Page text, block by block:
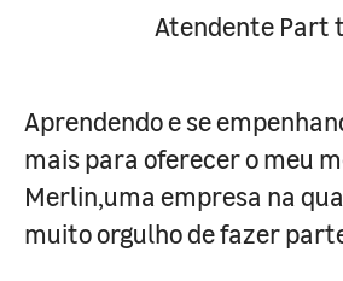
Atendente Part
Aprendendo e se
mais para oferecer o meu
Merlin,uma empresa na
muito orgulho de fazer